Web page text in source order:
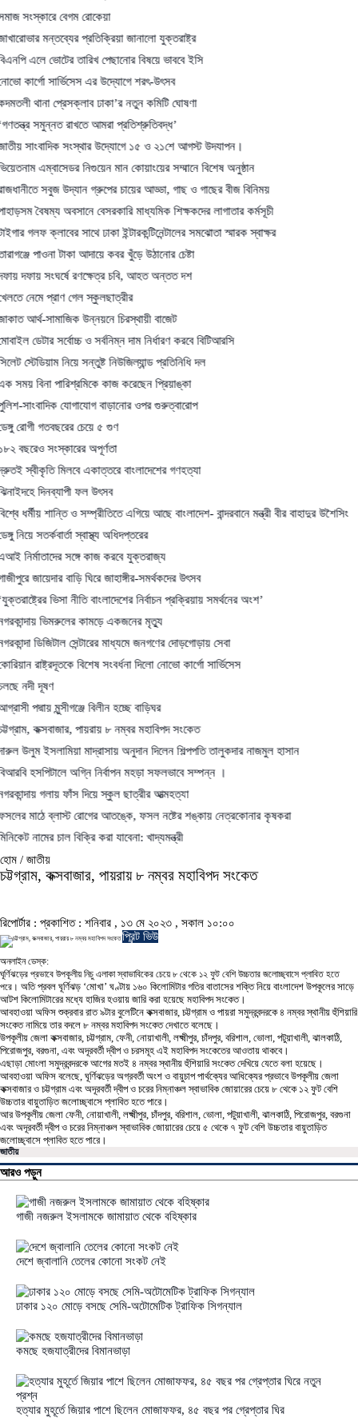
বেগম রোকেয়া
প্রতিক্রিয়া জানালো যুক্তরাষ্ট্র
ভোটের তারিখ পেছানোর বিষয়ে ভাববে ইসি
সার্ভিসেস এর উদ্যোগে শরৎ-উৎসব
প্রেসক্লাব ঢাকা’র নতুন কমিটি ঘোষণা
রাখতে আমরা প্রতিশ্রুতিবদ্ধ’
সংস্থার উদ্যোগে ১৫ ও ২১শে আগস্ট উদযাপন।
নিগুয়েন মান কোয়াংয়ের সম্মানে বিশেষ অনুষ্ঠান
উদ্যান গ্রুপের চায়ের আড্ডা, গাছ ও গাছের বীজ বিনিময়
অবসানে বেসরকারি মাধ্যমিক শিক্ষকদের লাগাতার কর্মসূচী
সাথে ঢাকা ইন্টারকন্টিনেন্টালের সমঝোতা স্মারক স্বাক্ষর
টাকা আদায়ে কবর খুঁড়ে উঠানোর চেষ্টা
রণক্ষেত্র চবি, আহত অন্তত দশ
প্রাণ গেল স্কুলছাত্রীর
উন্নয়নে চিরস্থায়ী বাজেট
সর্বোচ্চ ও সর্বনিম্ন দাম নির্ধারণ করবে বিটিআরসি
নিয়ে সন্তুষ্ট নিউজিল্যান্ড প্রতিনিধি দল
পারিশ্রমিকে কাজ করেছেন প্রিয়াঙ্কা
যোগাযোগ বাড়ানোর ওপর গুরুত্বারোপ
চেয়ে ৫ গুণ
অপূর্ণতা
মিলবে একাত্তরে বাংলাদেশের গণহত্যা
ফল উৎসব
শান্তি ও সম্প্রীতিতে এগিয়ে আছে বাংলাদেশ- বান্দরবানে মন্ত্রী বীর বাহাদুর উশৈসিং
স্বাস্থ্য অধিদপ্তরের
সঙ্গে কাজ করবে যুক্তরাজ্য
বাড়ি ঘিরে জাহাঙ্গীর-সমর্থকদের উৎসব
ভিসা নীতি বাংলাদেশের নির্বাচন প্রক্রিয়ায় সমর্থনের অংশ’
ভিমরুলের কামড়ে একজনের মৃত্যু
সেন্টারের মাধ্যমে জনগণের দোড়গোড়ায় সেবা
বিশেষ সংবর্ধনা দিলো নোভো কার্গো সার্ভিসেস
মুন্সীগঞ্জে বিলীন হচ্ছে বাড়িঘর
পায়রায় ৮ নম্বর মহাবিপদ সংকেত
মাদ্রাসায় অনুদান দিলেন শিল্পপতি তালুকদার নাজমুল হাসান
অগ্নি নির্বাপন মহড়া সফলভাবে সম্পন্ন ।
ফাঁস দিয়ে স্কুল ছাত্রীর আত্মহত্যা
ব্লাস্ট রোগের আতঙ্কে, ফসল নষ্টের শঙ্কায় নেত্রকোনার কৃষকরা
চাল বিক্রি করা যাবেনা: খাদ্যমন্ত্রী
হোম / জাতীয়
চট্টগ্রাম, কক্সবাজার, পায়রায় ৮ নম্বর মহাবিপদ সংকেত
রিপোর্টার : প্রকাশিত : শনিবার , ১৩ মে ২০২৩ , সকাল ১০:০০
প্রিন্ট ভিউ
অনলাইন ডেস্ক:
ঘূর্ণিঝড়ের প্রভাবে উপকূলীয় নিচু এলাকা স্বাভাবিকের চেয়ে ৮ থেকে ১২ ফুট বেশি উচ্চতার জলোচ্ছ্বাসে প্লাবিত হতে
পরে। অতি প্রবল ঘূর্ণিঝড় ‘মোখা’ ঘণ্টায় ১৬০ কিলোমিটার গতির বাতাসের শক্তি নিয়ে বাংলাদেশ উপকূলের সাড়ে
আটশ কিলোমিটারের মধ্যে হাজির হওয়ায় জারি করা হয়েছে মহাবিপদ সংকেত।
আবহাওয়া অফিস শুক্রবার রাত ৯টার বুলেটিনে কক্সবাজার, চট্টগ্রাম ও পায়রা সমুদ্রবন্দরকে ৪ নম্বর স্থানীয় হুঁশিয়ারি
সংকেত নামিয়ে তার বদলে ৮ নম্বর মহাবিপদ সংকেত দেখাতে বলেছে।
উপকূলীয় জেলা কক্সবাজার, চট্টগ্রাম, ফেনী, নোয়াখালী, লক্ষ্মীপুর, চাঁদপুর, বরিশাল, ভোলা, পটুয়াখালী, ঝালকাঠি,
পিরোজপুর, বরগুনা, এবং অদূরবর্তী দ্বীপ ও চরসমূহ এই মহাবিপদ সংকেতের আওতায় থাকবে।
এছাড়া মোংলা সমুদ্রবন্দরকে আগের মতই ৪ নম্বর স্থানীয় হুঁশিয়ারি সংকেত দেখিয়ে যেতে বলা হয়েছে।
আবহাওয়া অফিস বলেছে, ঘূর্ণিঝড়ের অগ্রবর্তী অংশ ও বায়ুচাপ পার্থক্যের আধিক্যের প্রভাবে উপকূলীয় জেলা
কক্সবাজার ও চট্টগ্রাম এবং অদূরবর্তী দ্বীপ ও চরের নিম্নাঞ্চল স্বাভাবিক জোয়ারের চেয়ে ৮ থেকে ১২ ফুট বেশি
উচ্চতার বায়ুতাড়িত জলোচ্ছ্বাসে প্লাবিত হতে পারে।
আর উপকূলীয় জেলা ফেনী, নোয়াখালী, লক্ষ্মীপুর, চাঁদপুর, বরিশাল, ভোলা, পটুয়াখালী, ঝালকাঠি, পিরোজপুর, বরগুনা
এবং অদূরবর্তী দ্বীপ ও চরের নিম্নাঞ্চল স্বাভাবিক জোয়ারের চেয়ে ৫ থেকে ৭ ফুট বেশি উচ্চতার বায়ুতাড়িত
জলোচ্ছ্বাসে প্লাবিত হতে পারে।
জাতীয়
আরও পড়ুন
গাজী নজরুল ইসলামকে জামায়াত থেকে বহিষ্কার
দেশে জ্বালানি তেলের কোনো সংকট নেই
ঢাকার ১২০ মোড়ে বসছে সেমি-অটোমেটিক ট্রাফিক সিগন্যাল
কমছে হজযাত্রীদের বিমানভাড়া
হত্যার মুহূর্তে জিয়ার পাশে ছিলেন মোজাফফর, ৪৫ বছর পর গ্রেপ্তার ঘির